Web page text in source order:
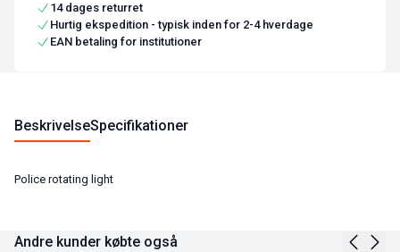
14 dages returret
Hurtig ekspedition - typisk inden for 2-4 hverdage
EAN betaling for institutioner
BeskrivelseSpecifikationer
Police rotating light
Andre kunder købte også